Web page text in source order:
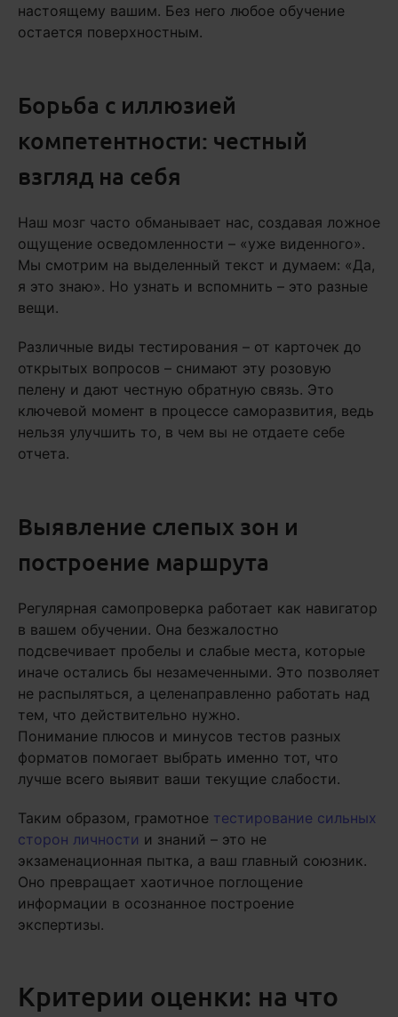
настоящему вашим. Без него любое обучение
остается поверхностным.
Борьба с иллюзией
компетентности: честный
взгляд на себя
Наш мозг часто обманывает нас, создавая ложное
ощущение осведомленности – «уже виденного».
Мы смотрим на выделенный текст и думаем: «Да,
я это знаю». Но узнать и вспомнить – это разные
вещи.
Различные виды тестирования – от карточек до
открытых вопросов – снимают эту розовую
пелену и дают честную обратную связь. Это
ключевой момент в процессе саморазвития, ведь
нельзя улучшить то, в чем вы не отдаете себе
отчета.
Выявление слепых зон и
построение маршрута
Регулярная самопроверка работает как навигатор
в вашем обучении. Она безжалостно
подсвечивает пробелы и слабые места, которые
иначе остались бы незамеченными. Это позволяет
не распыляться, а целенаправленно работать над
тем, что действительно нужно.
Понимание плюсов и минусов тестов разных
форматов помогает выбрать именно тот, что
лучше всего выявит ваши текущие слабости.
Таким образом, грамотное тестирование сильных
сторон личности и знаний – это не
экзаменационная пытка, а ваш главный союзник.
Оно превращает хаотичное поглощение
информации в осознанное построение
экспертизы.
Критерии оценки: на что